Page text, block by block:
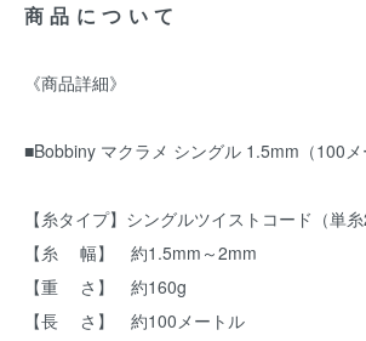
商品について
《商品詳細》
■Bobbiny マクラメ シングル 1.5mm（100メ
【糸タイプ】シングルツイストコード（単糸
【糸 幅】 約1.5mm～2mm
【重 さ】 約160g
【長 さ】 約100メートル